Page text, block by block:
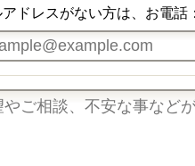
ドレスがない方は、お電話